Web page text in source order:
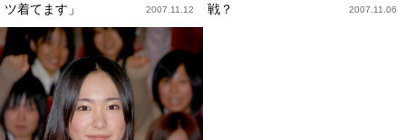
ツ着てます」
2007.11.12
戦？
2007.11.06